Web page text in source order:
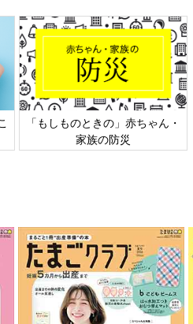
「もしものときの」赤ちゃん・
家族の防災
日